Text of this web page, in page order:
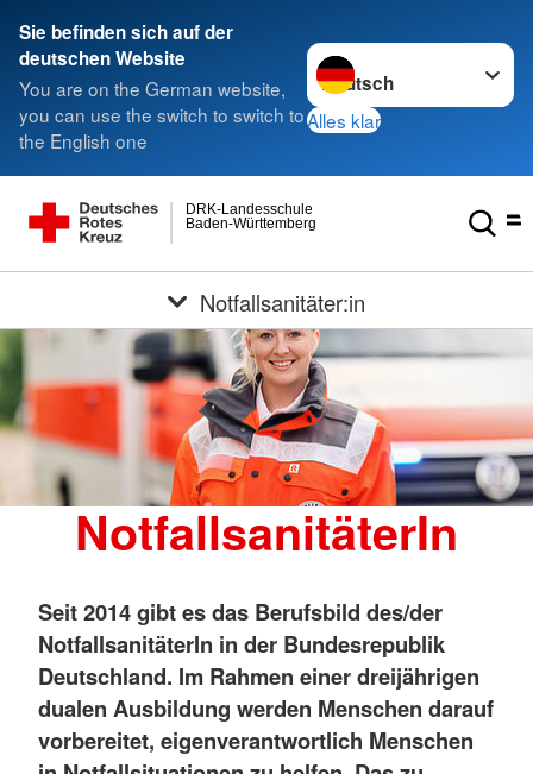
Sie befinden sich auf der
deutschen Website
You are on the German website,
you can use the switch to switch to
the English one
Sprache wechseln zu
Alles klar
Baden-Württemberg
DRK-Landesschule
Notfallsanitäter:in
NotfallsanitäterIn
Seit 2014 gibt es das Berufsbild des/der
NotfallsanitäterIn in der Bundesrepublik
Deutschland. Im Rahmen einer dreijährigen
dualen Ausbildung werden Menschen darauf
vorbereitet, eigenverantwortlich Menschen